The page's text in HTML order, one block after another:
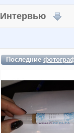
Интервью
Последние